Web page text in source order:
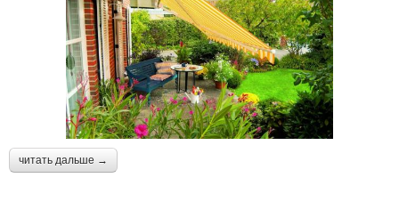
читать дальше →